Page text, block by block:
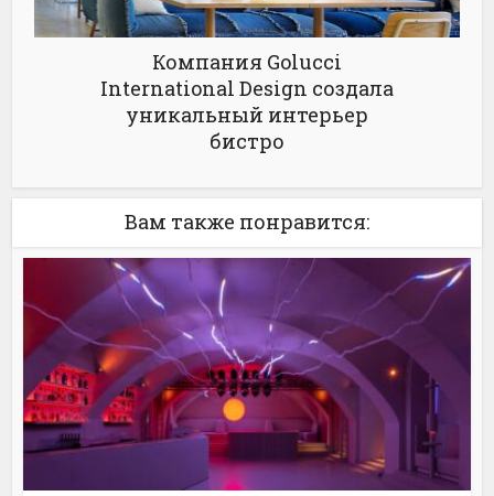
Компания Golucci
International Design создала
уникальный интерьер
бистро
Вам также понравится: